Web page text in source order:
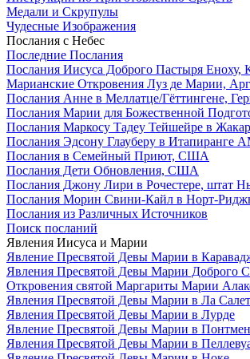
Медали и Скрупулы
Чудесные Изображения
Послания с Небес
Последние Послания
Послания Иисуса Доброго Пастыря Еноху,
Марианские Откровения Луз де Марии,
Послания Анне в Меллатце/Гёттингене,
Послания Марии для Божественной
Послания Маркосу Тадеу Тейшейре в
Послания Эдсону Глауберу в Итапиранге
Послания в Семейный Приют, США
Послания Дети Обновления, США
Послания Джону Лири в Рочестере, штат
Послания Морин Свини-Кайл в Норт-
Послания из Различных Источников
Поиск посланий
Явления Иисуса и Марии
Явление Пресвятой Девы Марии в
Явления Пресвятой Девы Марии Доброго
Откровения святой Маргариты Марии
Явления Пресвятой Девы Марии в Ла
Явления Пресвятой Девы Марии в Лурде
Явление Пресвятой Девы Марии в
Явления Пресвятой Девы Марии в